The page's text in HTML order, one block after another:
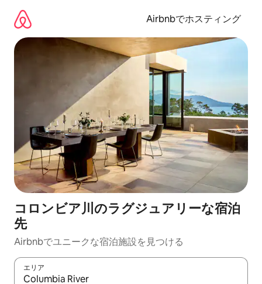
Airbnbでホスティング
コロンビア川のラグジュアリーな宿泊
先
Airbnbでユニークな宿泊施設を見つける
エリア
検索結果が表示されたら、上下の矢印キーを使って移動するか